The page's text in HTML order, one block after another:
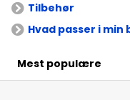
Tilbehør
Hvad passer i min